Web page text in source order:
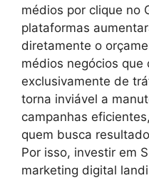
médios por clique no
plataformas
diretamente o
médios negócios que
exclusivamente de
torna inviável a
campanhas
quem busca
Por isso, investir em
marketing digital